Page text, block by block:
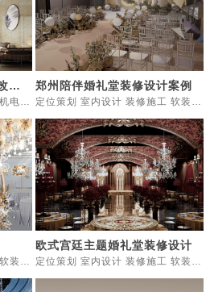
信阳盛达酒店餐饮宴会厅改造设计
定位策划 室内设计 软装设计 机电灯光 智能化
郑州陪伴婚礼堂装修设计案例
定位策划 室内设计 装修施工 软装设计
定位策划 室内设计 装修施工 软装设计
欧式宫廷主题婚礼堂装修设计
定位策划 室内设计 装修施工 软装设计 家具定制 机电灯光